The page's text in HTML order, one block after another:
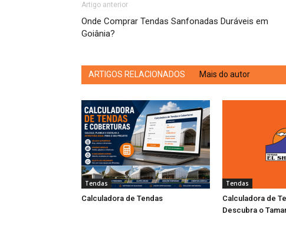
Artigo anterior
Onde Comprar Tendas Sanfonadas Duráveis em
Goiânia?
ARTIGOS RELACIONADOS Mais do autor
Tendas
Calculadora de Tendas
Tendas
Calculadora de
Descubra o